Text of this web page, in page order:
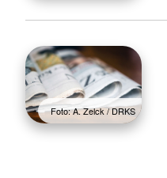
Foto: A. Zelck / DRKS